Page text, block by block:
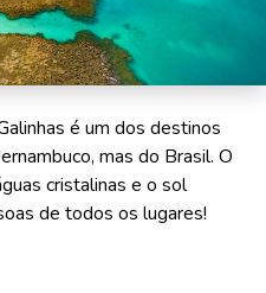
é um dos destinos
mas do Brasil. O
cristalinas e o sol
de todos os lugares!